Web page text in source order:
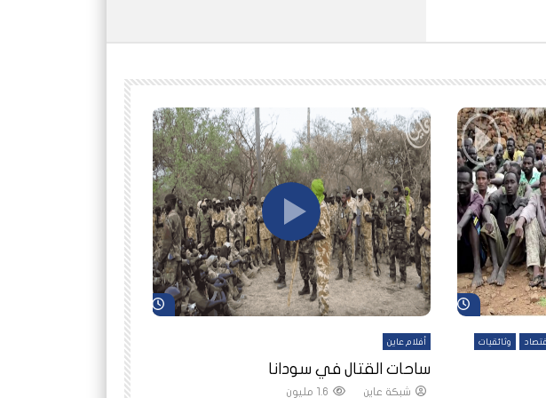
شاهد لاحقاً
وثائقيات
شاهد لاحقاً
أفلام عاين
ساحات القتال في سودانا
شبكة عاين 1.6 مليون
رانيا مأمون: الثمن